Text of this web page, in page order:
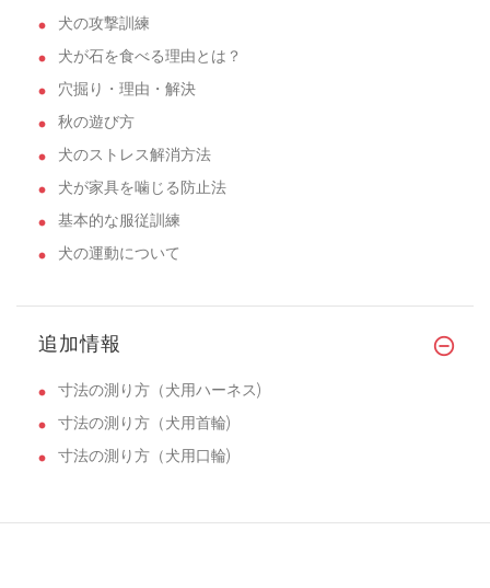
犬の攻撃訓練
犬が石を食べる理由とは？
穴掘り・理由・解決
秋の遊び方
犬のストレス解消方法
犬が家具を噛じる防止法
基本的な服従訓練
犬の運動について
追加情報
寸法の測り方（犬用ハーネス)
寸法の測り方（犬用首輪)
寸法の測り方（犬用口輪)